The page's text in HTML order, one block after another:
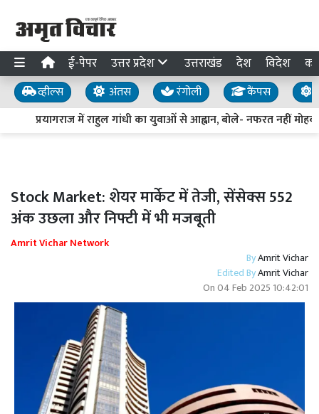
ई-पेपर उत्तर प्रदेश उत्तराखंड देश विदेश
व्हील्स अंतस रंगोली कैंपस
प्रयागराज में राहुल गांधी का युवाओं से आह्वान, बोले- नफरत नहीं
Stock Market: शेयर मार्केट में तेजी, सेंसेक्स 552
अंक उछला और निफ्टी में भी मजबूती
Amrit Vichar Network
ByAmrit Vichar
Edited ByAmrit Vichar
On04 Feb 2025 10:42:01